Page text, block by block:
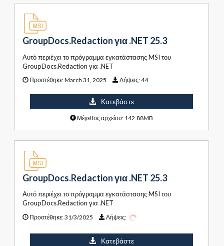
GroupDocs.Redaction για .NET 25.3
Αυτό περιέχει το πρόγραμμα εγκατάστασης MSI του
GroupDocs.Redaction για .NET
Προστέθηκε:March 31, 2025 Λήψεις:44
Κατεβάστε
Μέγεθος αρχείου: 142.88MB
GroupDocs.Redaction για .NET 25.3
Αυτό περιέχει το πρόγραμμα εγκατάστασης MSI του
GroupDocs.Redaction για .NET
Προστέθηκε:31/3/2025 Λήψεις:
Κατεβάστε